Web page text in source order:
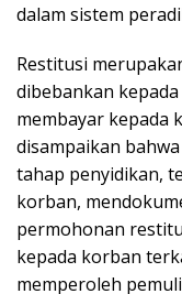
dalam sistem
Restitusi
dibebankan
membayar kepada
disampaikan
tahap penyidikan,
korban,
permohonan
kepada korban
memperoleh